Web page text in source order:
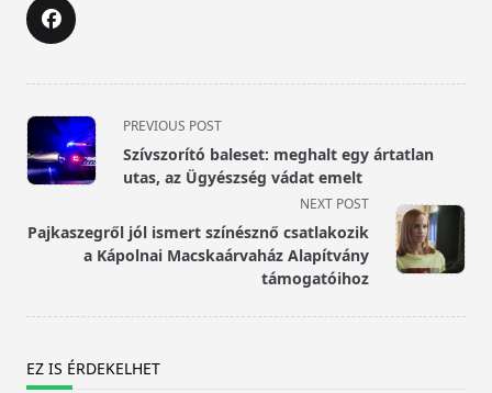
<span
class="nav-
subtitle
reader-
text">Page</span>
PREVIOUS POST
Szívszorító baleset: meghalt egy ártatlan
utas, az Ügyészség vádat emelt
NEXT POST
Pajkaszegről jól ismert színésznő csatlakozik
a Kápolnai Macskaárvaház Alapítvány
támogatóihoz
EZ IS ÉRDEKELHET